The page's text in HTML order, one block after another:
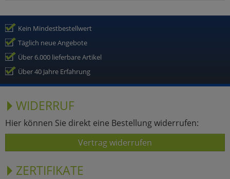
Kein Mindestbestellwert
Täglich neue Angebote
Über 6.000 lieferbare Artikel
Über 40 Jahre Erfahrung
WIDERRUF
Hier können Sie direkt eine Bestellung widerrufen:
Vertrag widerrufen
ZERTIFIKATE